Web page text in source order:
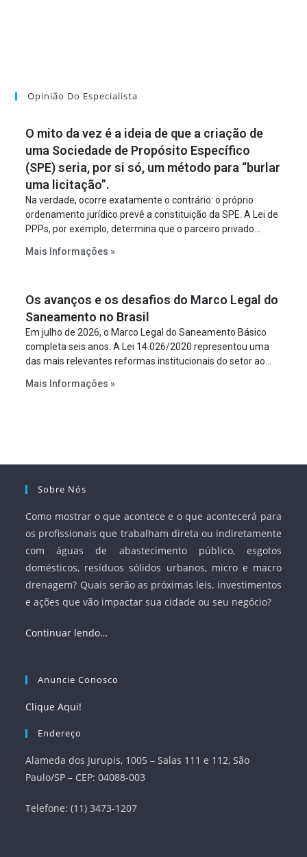
Opinião Do Especialista
O mito da vez é a ideia de que a criação de
uma Sociedade de Propósito Específico
(SPE) seria, por si só, um método para “burlar
uma licitação”.
Na verdade, ocorre exatamente o contrário: o próprio
ordenamento jurídico prevê a constituição da SPE. A Lei de
PPPs, por exemplo, determina que o parceiro privado
empreendimento. Ou seja, a suposta “fraude à licitação” é
projeto a projeto.
Mais Informações »
Os avanços e os desafios do Marco Legal do
Saneamento no Brasil
Em julho de 2026, o Marco Legal do Saneamento Básico
completa seis anos. A Lei 14.026/2020 representou uma
das mais relevantes reformas institucionais do setor ao
serviços, ampliar a participação da iniciativa privada,
Mais Informações »
Sobre Nós
Como mostrar o que acontece e o que acontecerá para
os profissionais que trabalham direta ou indiretamente
com águas de abastecimento público, esgotos
domésticos, resíduos sólidos urbanos, micro e macro
drenagem? Quais serão as próximas leis, investimentos
e ações que vão impactar sua cidade ou seu negócio?
Continuar lendo…
Anuncie Conosco
Clique Aqui!
Endereço
Alameda dos Jurupis, 1005 – Salas 111 e 112, São
Paulo/SP – CEP: 04088-003
Telefone: (11) 3473-1207